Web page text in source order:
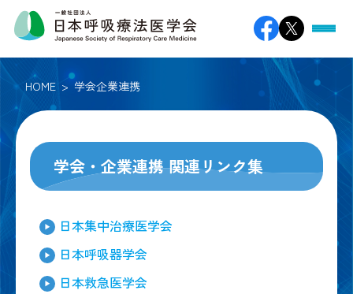
HOME 学会企業連携
学会・企業連携 関連リンク集
日本集中治療医学会
日本呼吸器学会
日本救急医学会